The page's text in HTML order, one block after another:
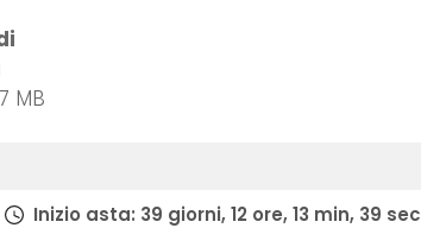
MB
Inizio asta: 39 giorni, 12 ore, 13 min, 39 sec